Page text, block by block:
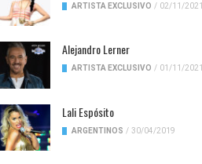
ARTISTA EXCLUSIVO / 02/11/2021
Alejandro Lerner
ARTISTA EXCLUSIVO / 01/11/2021
Lali Espósito
ARGENTINOS / 30/04/2019